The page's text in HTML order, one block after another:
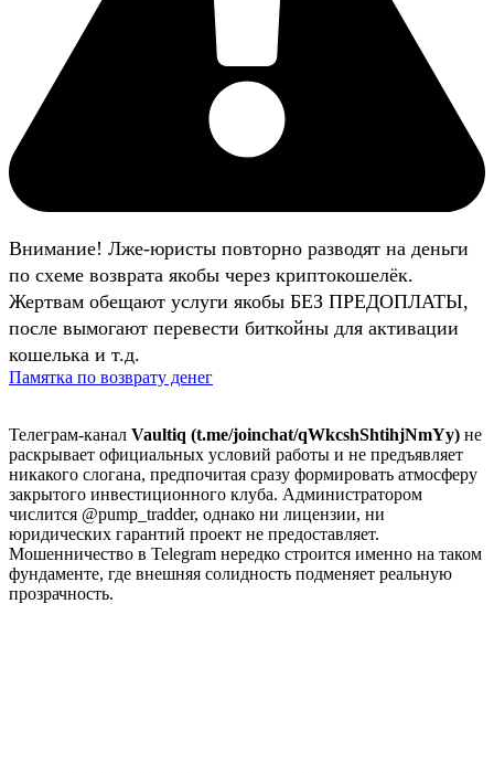
Внимание! Лже-юристы повторно разводят на деньги
по схеме возврата якобы через криптокошелёк.
Жертвам обещают услуги якобы БЕЗ ПРЕДОПЛАТЫ,
после вымогают перевести биткойны для активации
кошелька и т.д.
Памятка по возврату денег
Телеграм-канал Vaultiq (t.me/joinchat/qWkcshShtihjNmYy) не
раскрывает официальных условий работы и не предъявляет
никакого слогана, предпочитая сразу формировать атмосферу
закрытого инвестиционного клуба. Администратором
числится @pump_tradder, однако ни лицензии, ни
юридических гарантий проект не предоставляет.
Мошенничество в Telegram нередко строится именно на таком
фундаменте, где внешняя солидность подменяет реальную
прозрачность.